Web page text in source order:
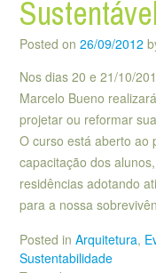
Sustentável
Posted on 26/09/2012
Nos dias 20 e 21/10/
Marcelo Bueno
projetar ou reformar
O curso está aberto ao
capacitação dos
residências adotando
para a nossa
Posted in Arquitetura,
Sustentabilidade